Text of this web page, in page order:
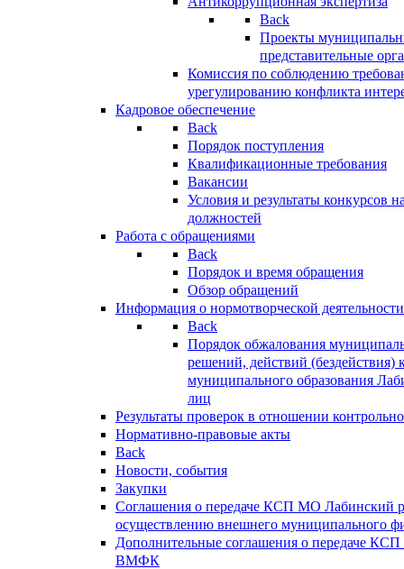
Back
Проекты
представительные
Комиссия по соблюдению
урегулированию конфликта
Кадровое обеспечение
Back
Порядок поступления
Квалификационные требования
Вакансии
Условия и результаты конкурсов
должностей
Работа с обращениями
Back
Порядок и время обращения
Обзор обращений
Информация о нормотворческой деятельности
Back
Порядок обжалования
решений, действий (бездействия)
муниципального образования
лиц
Результаты проверок в отношении
Нормативно-правовые акты
Back
Новости, события
Закупки
Соглашения о передаче КСП МО Лабинский
осуществлению внешнего муниципального
Дополнительные соглашения о передаче
ВМФК